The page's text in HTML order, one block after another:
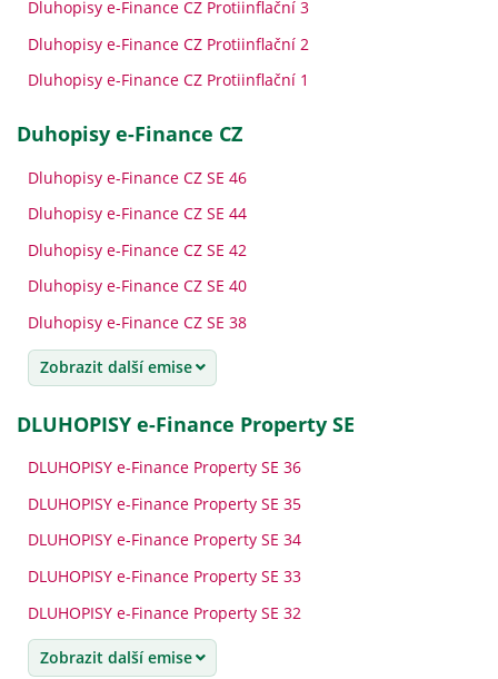
Dluhopisy e-Finance CZ Protiinflační 3
Dluhopisy e-Finance CZ Protiinflační 2
Dluhopisy e-Finance CZ Protiinflační 1
Duhopisy e-Finance CZ
Dluhopisy e-Finance CZ SE 46
Dluhopisy e-Finance CZ SE 44
Dluhopisy e-Finance CZ SE 42
Dluhopisy e-Finance CZ SE 40
Dluhopisy e-Finance CZ SE 38
Zobrazit další emise
DLUHOPISY e-Finance Property SE
DLUHOPISY e-Finance Property SE 36
DLUHOPISY e-Finance Property SE 35
DLUHOPISY e-Finance Property SE 34
DLUHOPISY e-Finance Property SE 33
DLUHOPISY e-Finance Property SE 32
Zobrazit další emise